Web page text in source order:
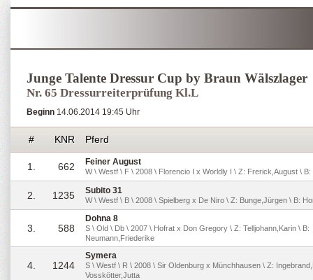
Junge Talente Dressur Cup by Braun Wälszlager
Nr. 65 Dressurreiterprüfung Kl.L
Beginn 14.06.2014 19:45 Uhr
# KNR Pferd
1. 662 Feiner August
W \ Westf \ F \ 2008 \ Florencio I x Worldly I \ Z: Frerick,August \
2. 1235 Subito 31
W \ Westf \ B \ 2008 \ Spielberg x De Niro \ Z: Bunge,Jürgen \ B:
3. 588
Dohna 8
S \ Old \ Db \ 2007 \ Hofrat x Don Gregory \ Z: Telljohann,Karin \ B:
Neumann,Friederike
4. 1244
Symera
S \ Westf \ R \ 2008 \ Sir Oldenburg x Münchhausen \ Z:
Vosskötter,Jutta